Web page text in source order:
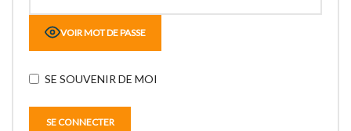
VOIR MOT DE PASSE
SE SOUVENIR DE MOI